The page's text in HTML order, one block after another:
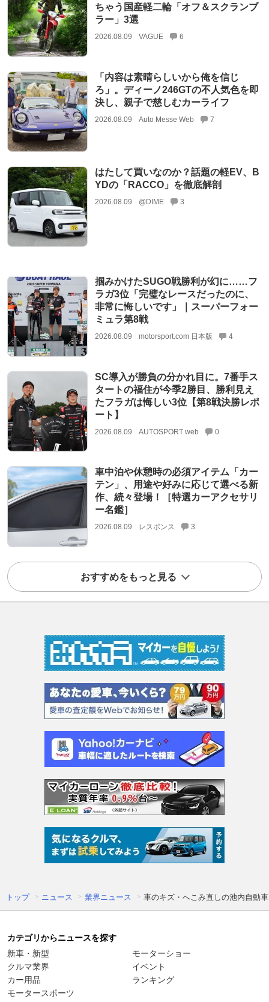
ちゃう国産軽二輪「オフ＆スクランブ
ラー」3選
2026.08.09 VAGUE 6
「内容は素晴らしいから俺を信じ
ろ」。ディーノ246GTの不人気色を即
決し、親子で慈しむカーライフ
2026.08.09 Auto Messe Web 7
はたして買いなのか？話題の軽EV、B
YDの「RACCO」を徹底解剖
2026.08.09 @DIME 3
掴みかけたSUGO戦勝利が幻に……フ
ラガ3位「完璧なレースだったのに、
非常に悔しいです」｜スーパーフォー
ミュラ第8戦
2026.08.09 motorsport.com 日本版 4
SC導入が勝負の分かれ目に。7番手ス
タートの福住が今季2勝目、勝利見え
たフラガは悔しい3位【第8戦決勝レポ
ート】
2026.08.09 AUTOSPORT web 0
車中泊や休憩時の必須アイテム「カー
テン」、用途や好みに応じて選べる新
作、続々登場！［特選カーアクセサリ
ー名鑑］
2026.08.09 レスポンス 3
おすすめをもっと見る
トップ ニュース 業界ニュース 車のキズ・へこみ直しの池内自動
カテゴリからニュースを探す
新車・新型
クルマ業界
カー用品
モータースポーツ
モーターショー
イベント
ランキング